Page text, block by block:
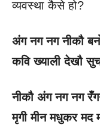
व्यवस्था कैसे हो?
अंग नग नग नीकौ
कवि ख्याली देखौ
नीकौ अंग नग नग
मृगी मीन मधुकर मद